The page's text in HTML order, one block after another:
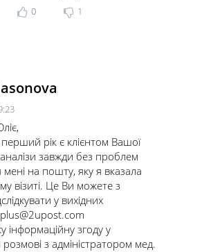
0 1
рік є клієнтом Вашої
аналізи завжди без проблем
мені на пошту, яку я вказала
візиті. Це Ви можете з
у вихідних
інформаційну згоду у
з адміністратором мед.